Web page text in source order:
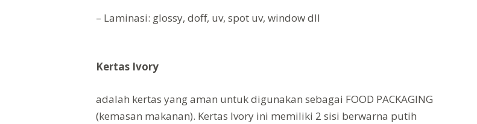
– Laminasi: glossy, doff, uv, spot uv, window dll
Kertas Ivory
adalah kertas yang aman untuk digunakan sebagai FOOD PACKAGING
(kemasan makanan). Kertas Ivory ini memiliki 2 sisi berwarna putih